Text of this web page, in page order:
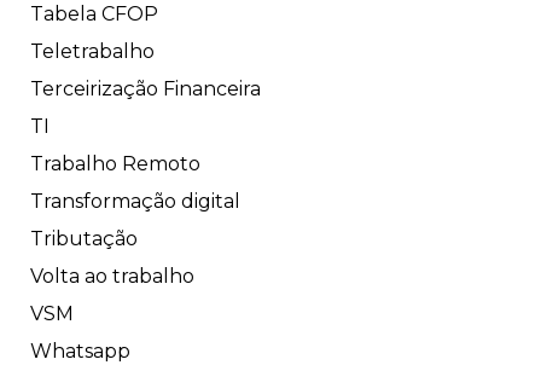
Tabela CFOP
Teletrabalho
Terceirização Financeira
TI
Trabalho Remoto
Transformação digital
Tributação
Volta ao trabalho
VSM
Whatsapp